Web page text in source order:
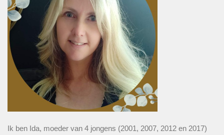
Ik ben Ida, moeder van 4 jongens (2001, 2007, 2012 en 2017)